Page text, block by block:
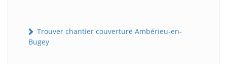
Trouver chantier couverture Ambérieu-en-
Bugey